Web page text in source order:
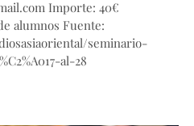
Importe: 40€
alumnos Fuente:
seminario-
al-28